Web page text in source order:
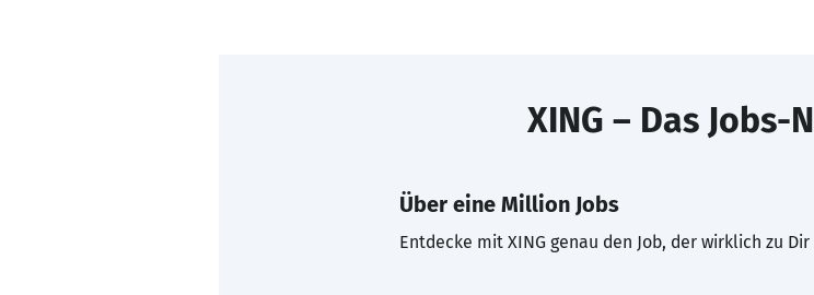
XING – Das Jobs-
Über eine Million Jobs
Entdecke mit XING genau den Job, der wirklich zu